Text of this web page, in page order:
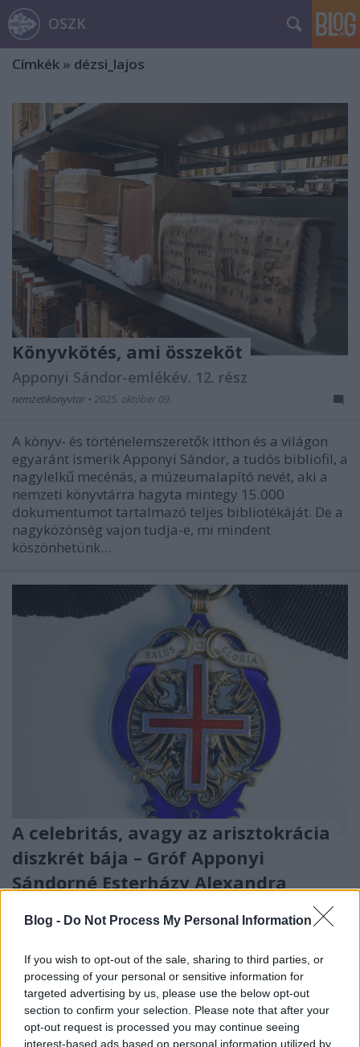
Blog - Do Not Process My Personal Information
If you wish to opt-out of the sale, sharing to third parties, or
processing of your personal or sensitive information for
targeted advertising by us, please use the below opt-out
section to confirm your selection. Please note that after your
opt-out request is processed you may continue seeing
interest-based ads based on personal information utilized by
OSZK
Címkék » dézsi_lajos
Könyvkötés, ami összeköt
Apponyi Sándor-emlékév. 12. rész
nemzetikonyvtar • 2025. október 09.
A könyv- és történelemszeretők itthon és a világon
egyaránt ismerik Apponyi Sándor, a tudós bibliofil, a
nagylelkű mecénás, a múzeumalapító nevét, aki a
nemzeti könyvtárra hagyta mintegy 15.000
dokumentumot tartalmazó teljes bibliotékáját. De a
nagyközönség vajon tudja-e, mi mindent
köszönhetünk…
A celebritás, avagy az arisztokrácia
diszkrét bája – Gróf Apponyi
Sándorné Esterházy Alexandra
Apponyi Sándor-emlékév. 5. rész
nemzetikonyvtar• 2025. július 17.
A könyv- és történelemszeretők itthon és a világon
egyaránt ismerik Apponyi Sándor, a tudós bibiofil, a
nagylelkű mecénás, a múzeumalapító nevét, aki a